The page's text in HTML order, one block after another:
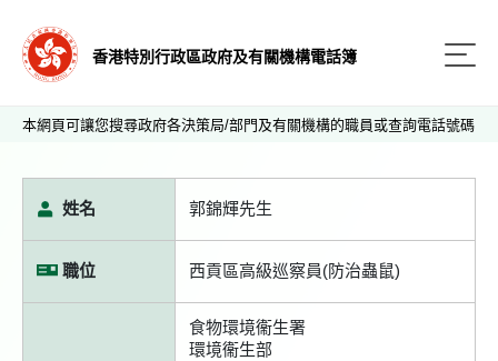
香港特別行政區政府及有關機構電話簿
本網頁可讓您搜尋政府各決策局/部門及有關機構的職員或查詢電話號碼
姓名 郭錦輝先生
職位 西貢區高級巡察員(防治蟲鼠)
食物環境衞生署
環境衞生部